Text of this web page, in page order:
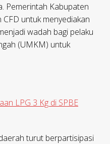
Pemerintah Kabupaten
untuk menyediakan
wadah bagi pelaku
(UMKM) untuk
LPG 3 Kg di SPBE
turut berpartisipasi